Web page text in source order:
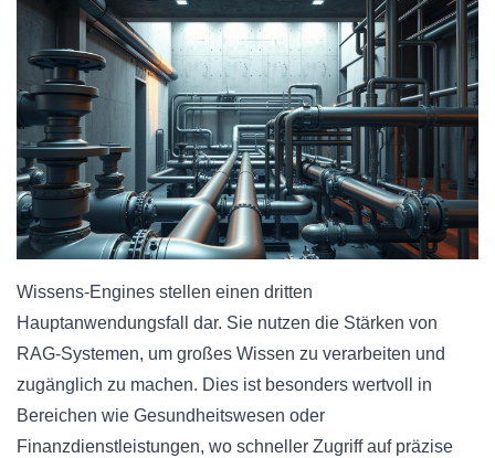
Wissens-Engines stellen einen dritten
Hauptanwendungsfall dar. Sie nutzen die Stärken von
RAG-Systemen, um großes Wissen zu verarbeiten und
zugänglich zu machen. Dies ist besonders wertvoll in
Bereichen wie Gesundheitswesen oder
Finanzdienstleistungen, wo schneller Zugriff auf präzise